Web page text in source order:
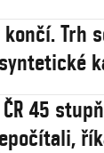
Trh
45